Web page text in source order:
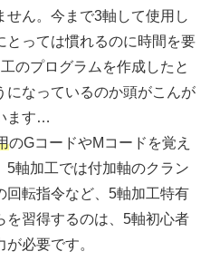
ん。今まで3軸して使用し
とっては慣れるのに時間を要
のプログラムを作成したと
になっているのか頭がこんが
ます…
のGコードやMコードを覚え
5軸加工では付加軸のクラン
回転指令など、5軸加工特有
を習得するのは、5軸初心者
必要です。